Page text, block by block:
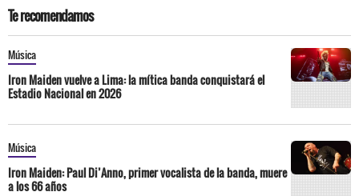
Te recomendamos
Música
Iron Maiden vuelve a Lima: la mítica banda conquistará el
Estadio Nacional en 2026
Música
Iron Maiden: Paul Di’Anno, primer vocalista de la banda, muere
a los 66 años